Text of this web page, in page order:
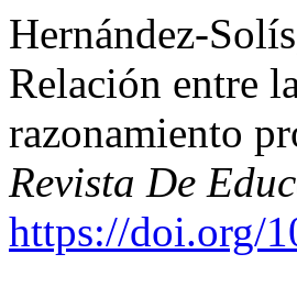
Hernández-
Relación entre
razonamiento
Revista De
https://doi.org/